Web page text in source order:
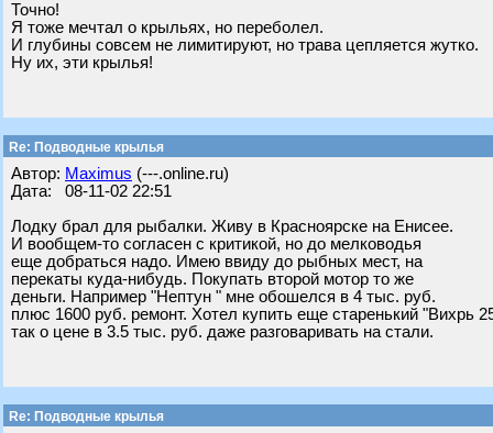
Точно!
Я тоже мечтал о крыльях, но переболел.
И глубины совсем не лимитируют, но трава цепляется жутко.
Ну их, эти крылья!
Re: Подводные крылья
Автор: Maximus (---.online.ru)
Дата: 08-11-02 22:51
Лодку брал для рыбалки. Живу в Красноярске на Енисее.
И вообщем-то согласен с критикой, но до мелководья
еще добраться надо. Имею ввиду до рыбных мест, на
перекаты куда-нибудь. Покупать второй мотор то же
деньги. Например "Нептун " мне обошелся в 4 тыс. руб.
плюс 1600 руб. ремонт. Хотел купить еще старенький "Вихрь
так о цене в 3.5 тыс. руб. даже разговаривать на стали.
Re: Подводные крылья